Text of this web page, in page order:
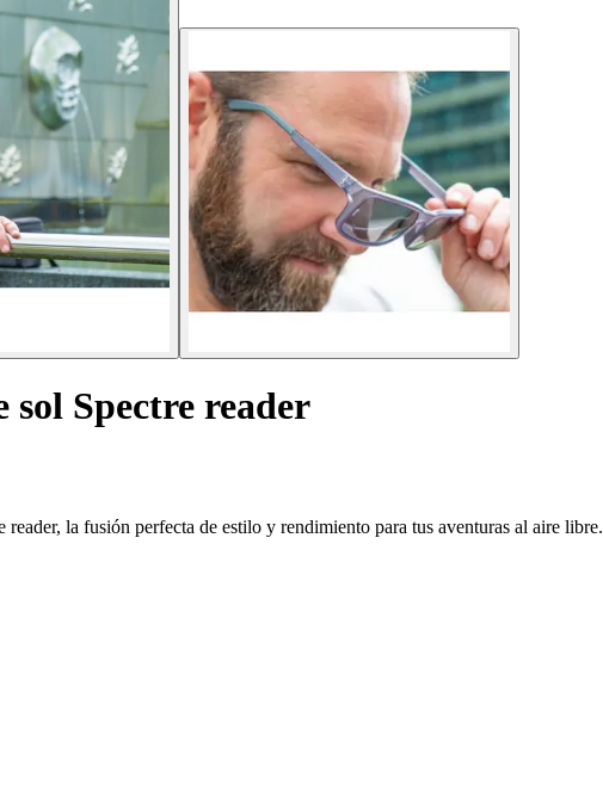
sol Spectre reader
la fusión perfecta de estilo y rendimiento para tus aventuras al aire libre.